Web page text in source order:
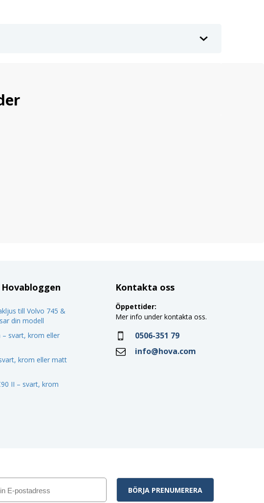
till Volvo 745 &
din modell
– svart, krom eller
krom eller matt
II – svart, krom
Kontakta oss
Öppettider:
Mer info under kontakta oss.
0506-351 79
info@hova.com